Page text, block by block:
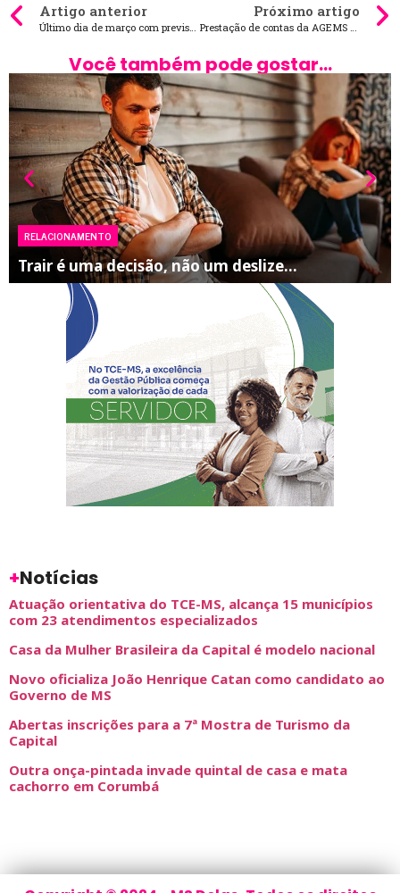
Artigo anterior Próximo artigo
Você também pode gostar...
RELACIONAMENTO
Trair é uma decisão, não um deslize…
+Notícias
Atuação orientativa do TCE-MS, alcança 15 municípios
com 23 atendimentos especializados
Casa da Mulher Brasileira da Capital é modelo nacional
Novo oficializa João Henrique Catan como candidato ao
Governo de MS
Abertas inscrições para a 7ª Mostra de Turismo da
Capital
Outra onça-pintada invade quintal de casa e mata
cachorro em Corumbá